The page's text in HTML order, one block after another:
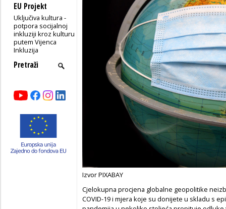
EU Projekt
Uključiva kultura -
potpora socijalnoj
inkluziji kroz kulturu
putem Vijenca
Inkluzija
Izvor PIXABAY
Cjelokupna procjena globalne geopolitike
COVID-19 i mjera koje su donijete u skladu s